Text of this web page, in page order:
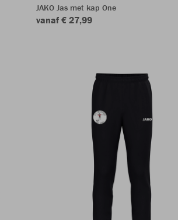
JAKO Jas met kap One
vanaf € 27,99